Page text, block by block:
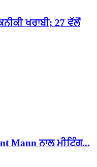
ਖਰਾਬੀ; 27 ਵੱਲੋਂ
Mann ਨਾਲ ਮੀਟਿੰਗ...